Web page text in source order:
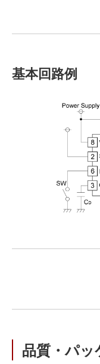
基本回路例
品質・パッ